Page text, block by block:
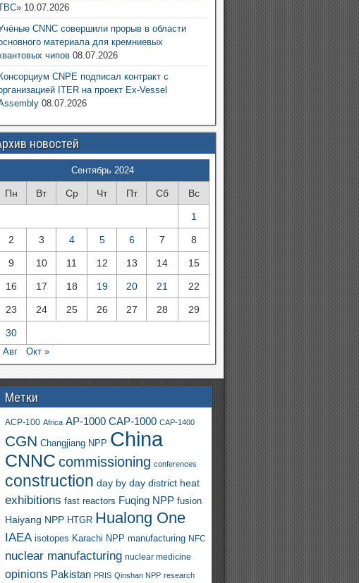
10.07.2026
CNNC совершили прорыв в области
материала для кремниевых
чипов 08.07.2026
Консорциум CNPE подписал контракт с
ITER на проект Ex-Vessel
08.07.2026
новостей
Сентябрь 2024
Пн Вт Ср Чт Пт Сб Вс
1
2 3 4 5 6 7 8
9 10 11 12 13 14 15
16 17 18 19 20 21 22
23 24 25 26 27 28 29
30
Авг Окт »
Метки
ACP-100 Africa AP-1000 CAP-1000 CAP-1400
CGN Changjiang NPP China
CNNC commissioning conferences
construction day by day district heat
exhibitions fast reactors Fuqing NPP fusion
Haiyang NPP HTGR Hualong One
IAEA isotopes Karachi NPP manufacturing NFC
nuclear manufacturing nuclear medicine
opinions Pakistan PRIS Qinshan NPP research